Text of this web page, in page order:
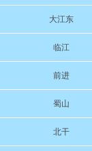
大江东
临江
前进
蜀山
北干